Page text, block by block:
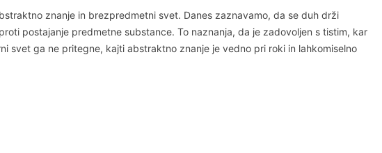
znanje in brezpredmetni svet. Danes zaznavamo, da se duh drži
postajanje predmetne substance. To naznanja, da je zadovoljen s tistim, kar
svet ga ne pritegne, kajti abstraktno znanje je vedno pri roki in lahkomiselno